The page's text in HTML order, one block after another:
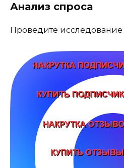
Анализ спроса
Проведите